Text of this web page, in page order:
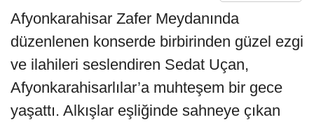
Afyonkarahisar Zafer Meydanında
düzenlenen konserde birbirinden güzel ezgi
ve ilahileri seslendiren Sedat Uçan,
Afyonkarahisarlılar’a muhteşem bir gece
yaşattı. Alkışlar eşliğinde sahneye çıkan